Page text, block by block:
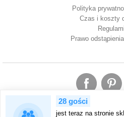
Polityka
Czas i koszty
Prawo
Korzystając ze sklepu ArtDecor24 wyrażasz
28 gości
jest teraz na stronie